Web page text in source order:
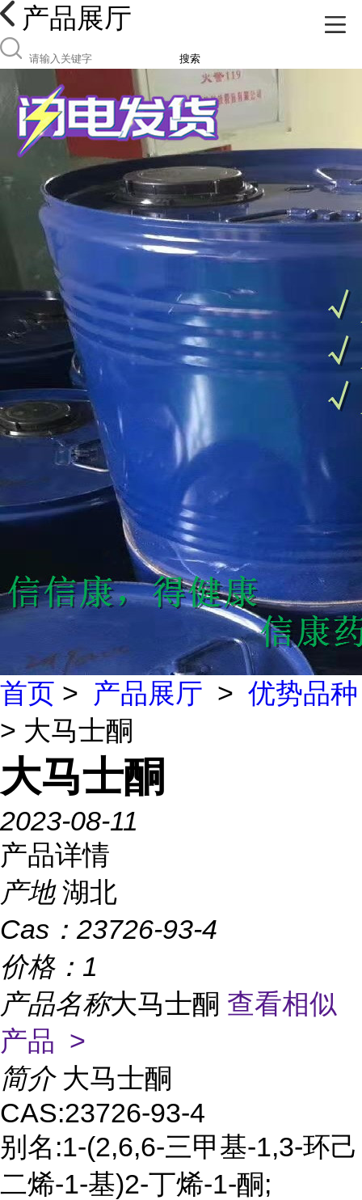
产品展厅
搜索
首页 > 产品展厅 > 优势品种
> 大马士酮
大马士酮
2023-08-11
产品详情
产地 湖北
Cas： 23726-93-4
价格： 1
产品名称大马士酮 查看相似
产品 >
简介 大马士酮
CAS:23726-93-4
别名:1-(2,6,6-三甲基-1,3-环己
二烯-1-基)2-丁烯-1-酮;